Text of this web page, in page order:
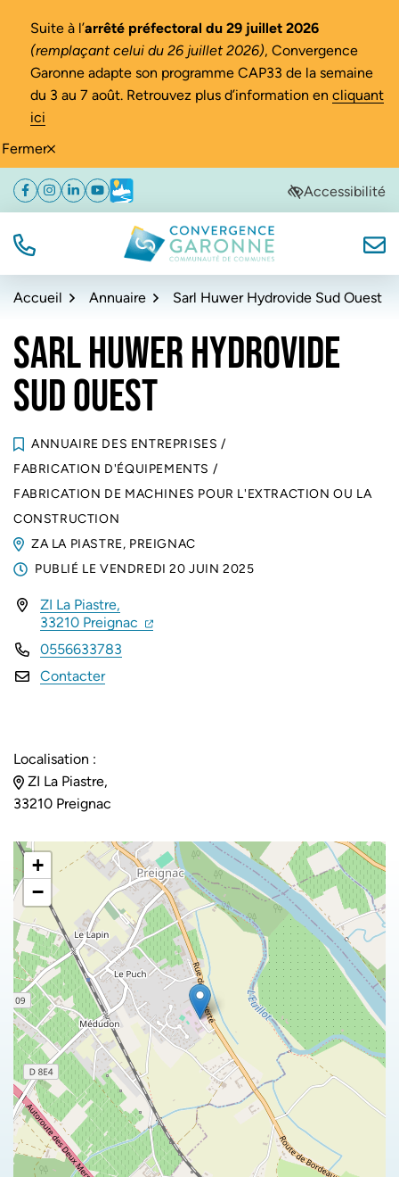
Fermer
Suite à l’arrêté préfectoral du 29 juillet 2026
(remplaçant celui du 26 juillet 2026), Convergence
Garonne adapte son programme CAP33 de la semaine
du 3 au 7 août. Retrouvez plus d’information en cliquant
ici
Aller
navigation
Aller
au
Aller
au
de
Facebook
(ouverture dans un nouvel onglet)
Instagram
(ouverture dans un nouvel onglet)
Linkedin
(ouverture dans un nouvel onglet)
YouTube
(ouverture dans un nouvel onglet)
Météo
(ouverture dans un nouvel onglet)Accessibilité
TÉL. Convergence Garonne
Accueil Annuaire Sarl Huwer Hydrovide Sud Ouest
SARL HUWER HYDROVIDE
SUD OUEST
ANNUAIRE DES ENTREPRISES /
FABRICATION D'ÉQUIPEMENTS /
FABRICATION DE MACHINES POUR L'EXTRACTION OU LA
CONSTRUCTION
ZA LA PIASTRE, PREIGNAC
PUBLIÉ LE VENDREDI 20 JUIN 2025
INFOS UTILES
ZI La Piastre,
33210 Preignac (ouverture dans un nouvel onglet)
(ouverture dans un nouvel onglet)
0556633783
Contacter
Localisation :
ZI La Piastre,
33210 Preignac
+
−